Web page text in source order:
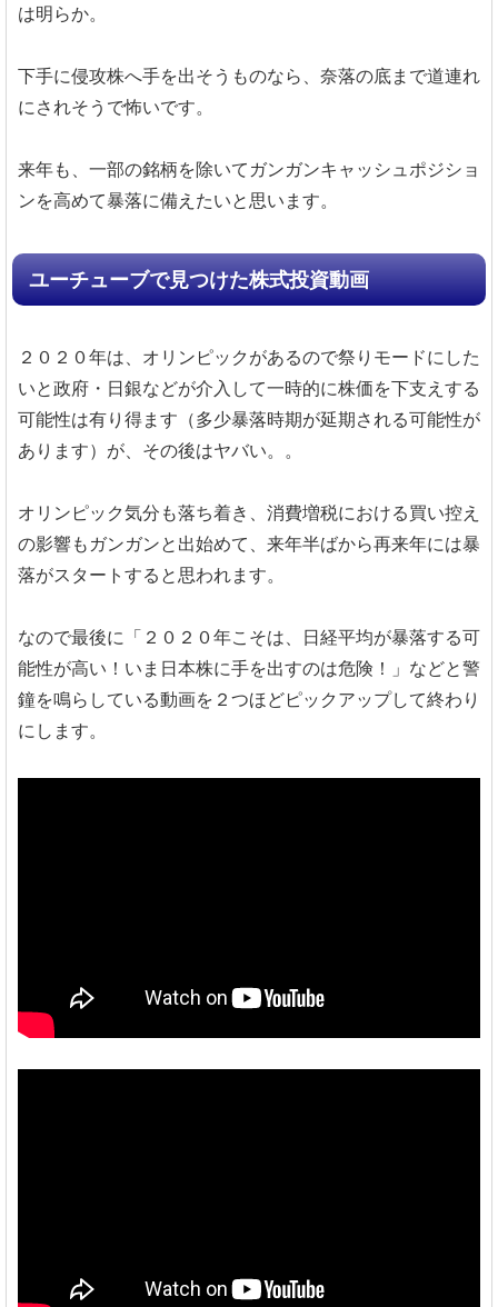
は明らか。
下手に侵攻株へ手を出そうものなら、奈落の底まで道連れ
にされそうで怖いです。
来年も、一部の銘柄を除いてガンガンキャッシュポジショ
ンを高めて暴落に備えたいと思います。
ユーチューブで見つけた株式投資動画
２０２０年は、オリンピックがあるので祭りモードにした
いと政府・日銀などが介入して一時的に株価を下支えする
可能性は有り得ます（多少暴落時期が延期される可能性が
あります）が、その後はヤバい。。
オリンピック気分も落ち着き、消費増税における買い控え
の影響もガンガンと出始めて、来年半ばから再来年には暴
落がスタートすると思われます。
なので最後に「２０２０年こそは、日経平均が暴落する可
能性が高い！いま日本株に手を出すのは危険！」などと警
鐘を鳴らしている動画を２つほどピックアップして終わり
にします。